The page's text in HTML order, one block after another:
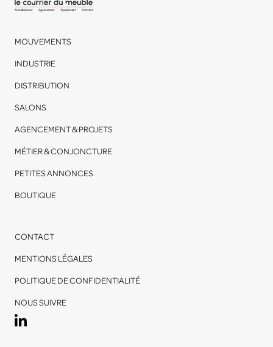
MOUVEMENTS
INDUSTRIE
DISTRIBUTION
SALONS
AGENCEMENT & PROJETS
MÉTIER & CONJONCTURE
PETITES ANNONCES
BOUTIQUE
CONTACT
MENTIONS LÉGALES
POLITIQUE DE CONFIDENTIALITÉ
NOUS SUIVRE